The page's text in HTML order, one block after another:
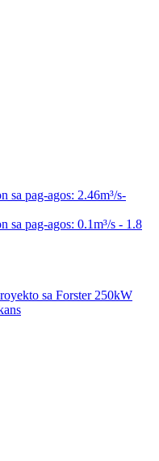
sa Forster 250kW